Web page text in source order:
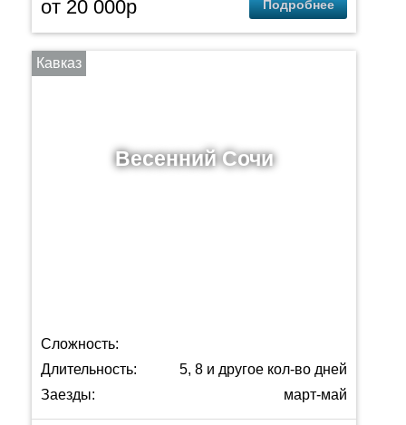
от 20 000p Подробнее
Кавказ
Весенний Сочи
Сложность:
Длительность:
5, 8 и другое кол-во дней
Заезды:
март-май